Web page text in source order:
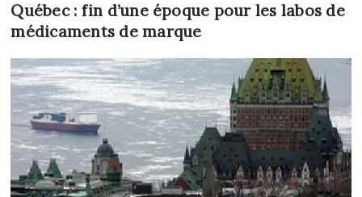
Québec : fin d’une époque pour les labos de
médicaments de marque